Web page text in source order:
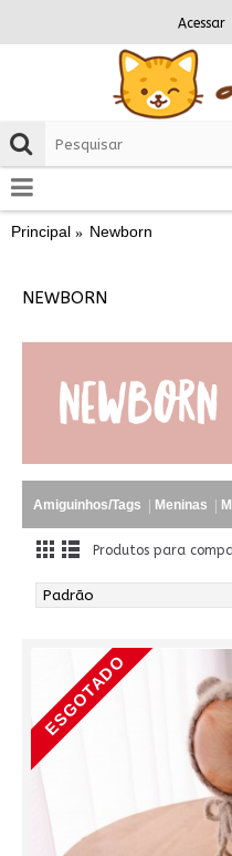
Acessar
Principal Newborn
NEWBORN
Amiguinhos/Tags Meninas
Produtos para
ESGOTADO